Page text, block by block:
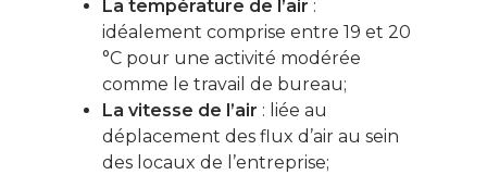
La température de l’air :
idéalement comprise entre 19 et 20
°C pour une activité modérée
comme le travail de bureau;
La vitesse de l’air : liée au
déplacement des flux d’air au sein
des locaux de l’entreprise;